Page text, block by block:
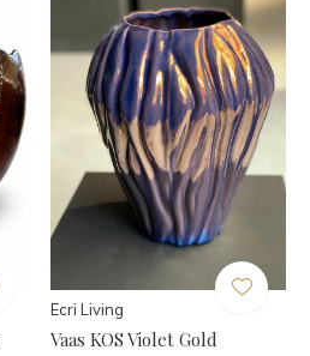
Ecri Living
Vaas KOS Violet Gold